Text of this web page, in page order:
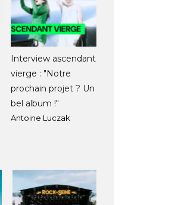
Interview ascendant
vierge : "Notre
prochain projet ? Un
bel album !"
Antoine Luczak